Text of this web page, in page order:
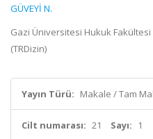
GÜVEYİ N.
Gazi Üniversitesi Hukuk Fakültesi
(TRDizin)
Yayın Türü: Makale / Tam
Cilt numarası: 21 Sayı: 1